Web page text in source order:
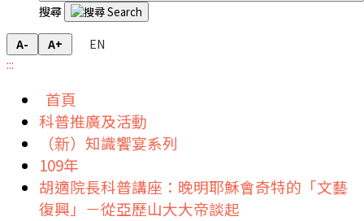
搜尋
A- A+
EN
:::
首頁
科普推廣及活動
（新）知識饗宴系列
109年
胡適院長科普講座：晚明耶穌會奇特的「文藝
復興」－從亞歷山大大帝談起